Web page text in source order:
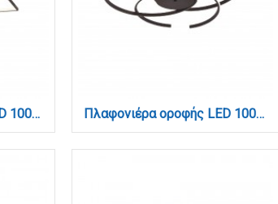
Πλαφονιέρα οροφής LED 100W 3CCT σε μαύρη απόχρωση D:120x80cm (6108) Πλαφονιέρα οροφής LED 100W 3CCT σε μαύρη απόχρωση D:95cm (6111-A)